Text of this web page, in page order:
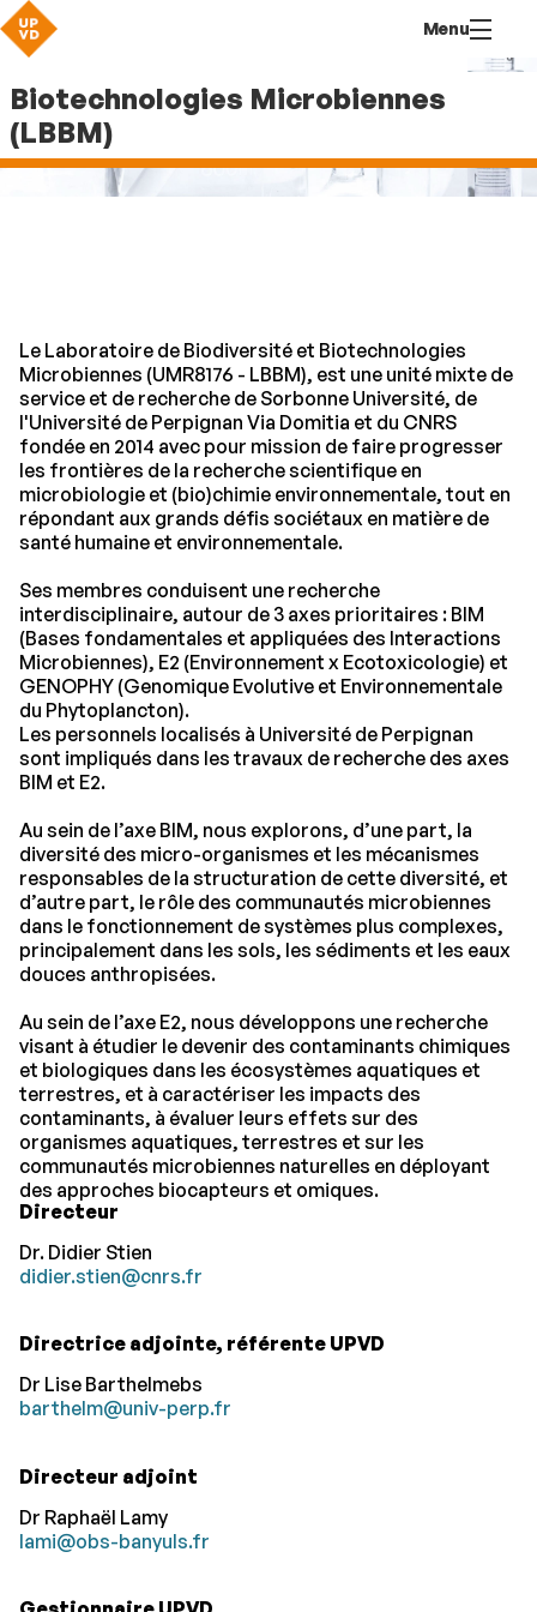
Menu
Laboratoire de Biodiversité et
Biotechnologies Microbiennes
(LBBM)
Le Laboratoire de Biodiversité et Biotechnologies
Microbiennes (UMR8176 - LBBM), est une unité mixte de
service et de recherche de Sorbonne Université, de
l'Université de Perpignan Via Domitia et du CNRS
fondée en 2014 avec pour mission de faire progresser
les frontières de la recherche scientifique en
microbiologie et (bio)chimie environnementale, tout en
répondant aux grands défis sociétaux en matière de
santé humaine et environnementale.
Ses membres conduisent une recherche
interdisciplinaire, autour de 3 axes prioritaires : BIM
(Bases fondamentales et appliquées des Interactions
Microbiennes), E2 (Environnement x Ecotoxicologie) et
GENOPHY (Genomique Evolutive et Environnementale
du Phytoplancton).
Les personnels localisés à Université de Perpignan
sont impliqués dans les travaux de recherche des axes
BIM et E2.
Au sein de l’axe BIM, nous explorons, d’une part, la
diversité des micro-organismes et les mécanismes
responsables de la structuration de cette diversité, et
d’autre part, le rôle des communautés microbiennes
dans le fonctionnement de systèmes plus complexes,
principalement dans les sols, les sédiments et les eaux
douces anthropisées.
Au sein de l’axe E2, nous développons une recherche
visant à étudier le devenir des contaminants chimiques
et biologiques dans les écosystèmes aquatiques et
terrestres, et à caractériser les impacts des
contaminants, à évaluer leurs effets sur des
organismes aquatiques, terrestres et sur les
communautés microbiennes naturelles en déployant
des approches biocapteurs et omiques.
Directeur
Dr. Didier Stien
didier.stien@cnrs.fr
Directrice adjointe, référente UPVD
Dr Lise Barthelmebs
barthelm@univ-perp.fr
Directeur adjoint
Dr Raphaël Lamy
lami@obs-banyuls.fr